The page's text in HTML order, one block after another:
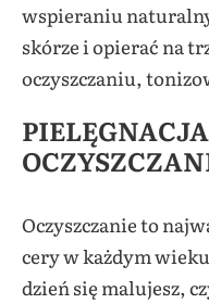
wspieraniu
skórze i opierać na
oczyszczaniu,
Oczyszczanie to
cery w każdym
dzień się malujesz,